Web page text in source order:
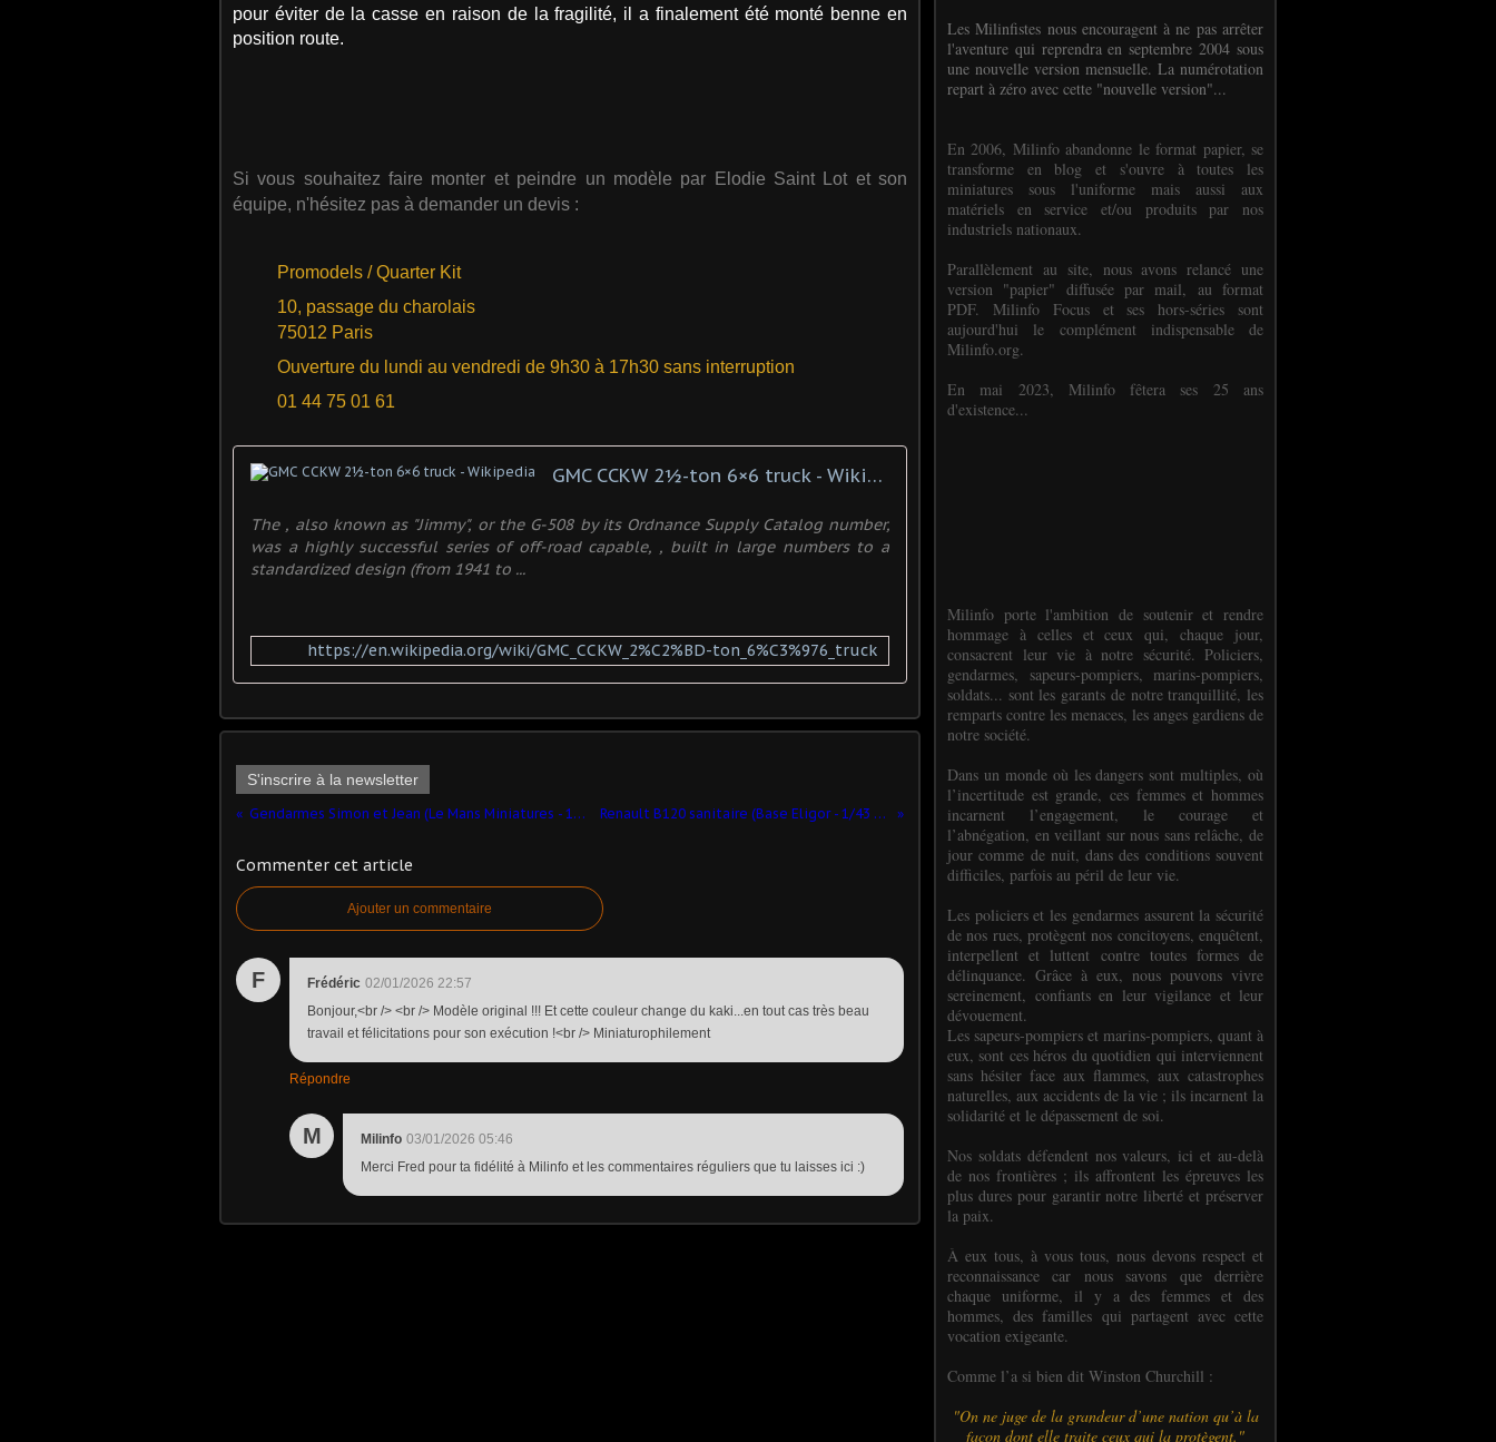
pour éviter de la casse en raison de la fragilité, il a finalement été monté benne en
position route.
Si vous souhaitez faire monter et peindre un modèle par Elodie Saint Lot et son
équipe, n'hésitez pas à demander un devis :
Promodels / Quarter Kit
10, passage du charolais
75012 Paris
Ouverture du lundi au vendredi de 9h30 à 17h30 sans interruption
01 44 75 01 61
GMC CCKW 2½-ton 6×6 truck - Wikipedia
The , also known as "Jimmy", or the G-508 by its Ordnance Supply Catalog number,
was a highly successful series of off-road capable, , built in large numbers to a
standardized design (from 1941 to ...
https://en.wikipedia.org/wiki/GMC_CCKW_2%C2%BD-ton_6%C3%976_truck
S'inscrire à la newsletter
Gendarmes Simon et Jean (Le Mans Miniatures - 1/18) ​- complété Renault B120 sanitaire (Base Eligor - 1/43 - par Hervé C.) ​
Commenter cet article
Ajouter un commentaire
F Frédéric 02/01/2026 22:57
Bonjour,<br /> <br /> Modèle original !!! Et cette couleur change du kaki...en tout cas très beau
travail et félicitations pour son exécution !<br /> Miniaturophilement
Répondre
M Milinfo 03/01/2026 05:46
Merci Fred pour ta fidélité à Milinfo et les commentaires réguliers que tu laisses ici :)
Les Milinfistes nous encouragent à ne pas arrêter
l'aventure qui reprendra en septembre 2004 sous
une nouvelle version mensuelle. La numérotation
repart à zéro avec cette "nouvelle version"...
En 2006, Milinfo abandonne le format papier, se
transforme en blog et s'ouvre à toutes les
miniatures sous l'uniforme mais aussi aux
matériels en service et/ou produits par nos
industriels nationaux.
Parallèlement au site, nous avons relancé une
version "papier" diffusée par mail, au format
PDF. Milinfo Focus et ses hors-séries sont
aujourd'hui le complément indispensable de
Milinfo.org.
En mai 2023, Milinfo fêtera ses 25 ans
d'existence...
Milinfo porte l'ambition de soutenir et rendre
hommage à celles et ceux qui, chaque jour,
consacrent leur vie à notre sécurité. Policiers,
gendarmes, sapeurs-pompiers, marins-pompiers,
soldats... sont les garants de notre tranquillité, les
remparts contre les menaces, les anges gardiens de
notre société.
Dans un monde où les dangers sont multiples, où
l’incertitude est grande, ces femmes et hommes
incarnent l’engagement, le courage et
l’abnégation, en veillant sur nous sans relâche, de
jour comme de nuit, dans des conditions souvent
difficiles, parfois au péril de leur vie.
Les policiers et les gendarmes assurent la sécurité
de nos rues, protègent nos concitoyens, enquêtent,
interpellent et luttent contre toutes formes de
délinquance. Grâce à eux, nous pouvons vivre
sereinement, confiants en leur vigilance et leur
dévouement.
Les sapeurs-pompiers et marins-pompiers, quant à
eux, sont ces héros du quotidien qui interviennent
sans hésiter face aux flammes, aux catastrophes
naturelles, aux accidents de la vie ; ils incarnent la
solidarité et le dépassement de soi.
Nos soldats défendent nos valeurs, ici et au-delà
de nos frontières ; ils affrontent les épreuves les
plus dures pour garantir notre liberté et préserver
la paix.
À eux tous, à vous tous, nous devons respect et
reconnaissance car nous savons que derrière
chaque uniforme, il y a des femmes et des
hommes, des familles qui partagent avec cette
vocation exigeante.
Comme l’a si bien dit Winston Churchill :
"On ne juge de la grandeur d’une nation qu’à la
façon dont elle traite ceux qui la protègent."